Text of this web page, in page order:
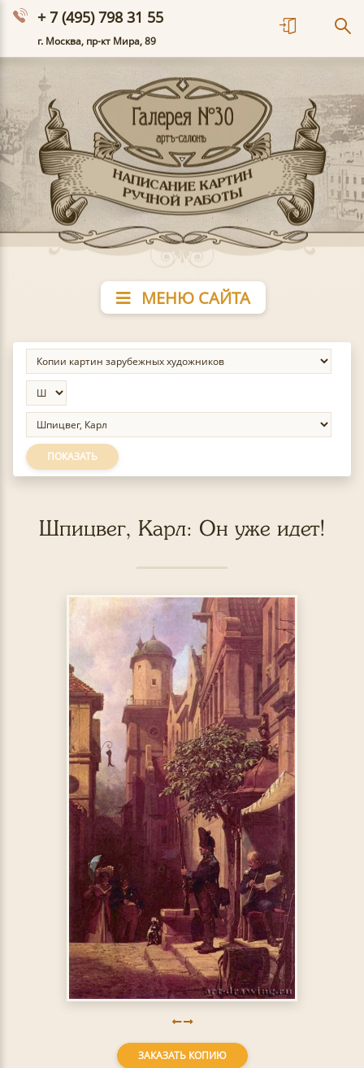
+ 7 (495) 798 31 55
г. Москва, пр-кт Мира, 89
МЕНЮ САЙТА
ПОКАЗАТЬ
Шпицвег, Карл: Он уже идет!
ЗАКАЗАТЬ КОПИЮ